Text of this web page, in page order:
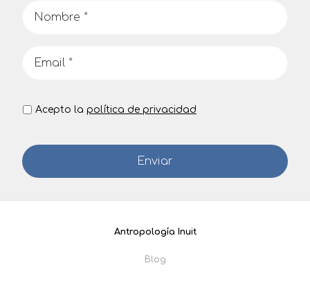
Acepto la política de privacidad
Antropología Inuit
Blog